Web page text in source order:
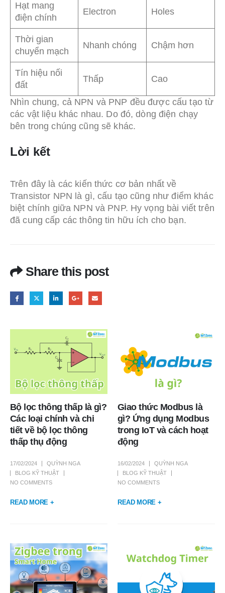
Hạt mang
điện chính
Electron Holes
Thời gian
chuyển mạch
Nhanh chóng Chậm hơn
Tín hiệu nối
đất
Thấp Cao
Nhìn chung, cả NPN và PNP đều được cấu tạo từ
các vật liệu khác nhau. Do đó, dòng điện chạy
bên trong chúng cũng sẽ khác.
Lời kết
Trên đây là các kiến thức cơ bản nhất về
Transistor NPN là gì, cấu tạo cũng như điểm khác
biệt chính giữa NPN và PNP. Hy vọng bài viết trên
đã cung cấp các thông tin hữu ích cho bạn.
Share this post
Bộ lọc thông thấp là gì?
Các loại chính và chi
tiết về bộ lọc thông
thấp thụ động
17/02/2024
QUỲNH NGA
BLOG KỸ THUẬT
NO COMMENTS
READ MORE +
Giao thức Modbus là
gì? Ứng dụng Modbus
trong IoT và cách hoạt
động
16/02/2024
QUỲNH NGA
BLOG KỸ THUẬT
NO COMMENTS
READ MORE +